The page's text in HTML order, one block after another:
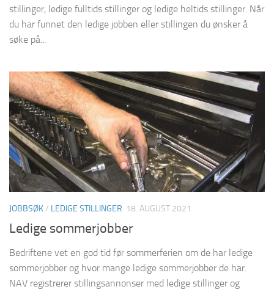
stillinger, ledige fulltids stillinger og ledige heltids stillinger. Når
du har funnet den ledige jobben eller stillingen du ønsker å
søke på...
JOBBSØK/ LEDIGE STILLINGER 18. AUGUST 2021
Ledige sommerjobber
Bedriftene vet en god tid før sommerferien om de har ledige
sommerjobber og hvor mange ledige sommerjobber de har.
NAV registrerer stillingsannonser med ledige stillinger og